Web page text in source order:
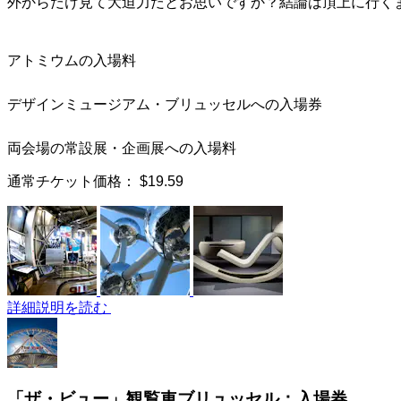
アトミウムの入場料
デザインミュージアム・ブリュッセルへの入場券
両会場の常設展・企画展への入場料
通常チケット価格： $19.59
詳細説明を読む